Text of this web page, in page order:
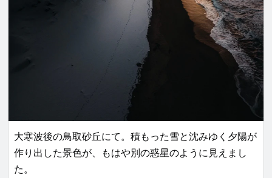
大寒波後の鳥取砂丘にて。積もった雪と沈みゆく夕陽が
作り出した景色が、もはや別の惑星のように見えまし
た。